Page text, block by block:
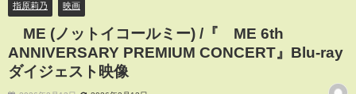
指原莉乃 映画
≠ME (ノットイコールミー) /『≠ME 6th
ANNIVERSARY PREMIUM CONCERT』Blu-ray
ダイジェスト映像